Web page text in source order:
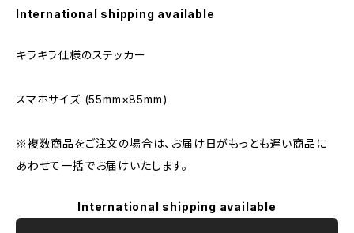
International shipping available
キラキラ仕様のステッカー
スマホサイズ (55mm×85mm)
※複数商品をご注文の場合は、お届け日がもっとも遅い商品に
あわせて一括でお届けいたします。
International shipping available